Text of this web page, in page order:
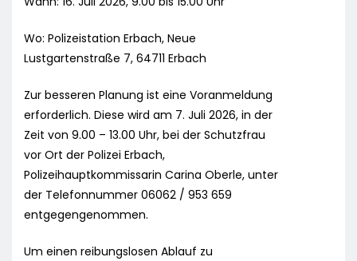
Wo: Polizeistation Erbach, Neue
Lustgartenstraße 7, 64711 Erbach
Zur besseren Planung ist eine Voranmeldung
erforderlich. Diese wird am 7. Juli 2026, in der
Zeit von 9.00 – 13.00 Uhr, bei der Schutzfrau
vor Ort der Polizei Erbach,
Polizeihauptkommissarin Carina Oberle, unter
der Telefonnummer 06062 / 953 659
entgegengenommen.
Um einen reibungslosen Ablauf zu